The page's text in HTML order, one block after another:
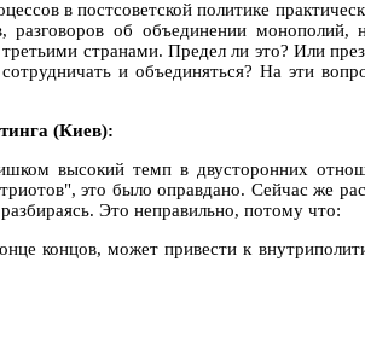
в постсоветской политике
об объединении монополий,
странами. Предел ли это? Или
и объединяться? На эти
(Киев):
высокий темп в двусторонних
это было оправдано. Сейчас же
Это неправильно, потому что:
концов, может привести к